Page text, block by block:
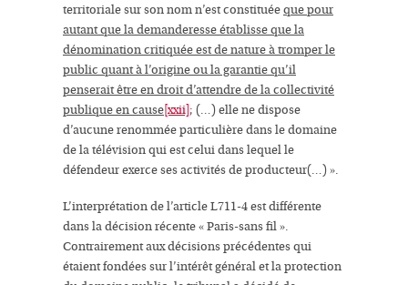
territoriale sur son nom n’est constituéeque pour
autant que la demanderesse établisse que la
dénomination critiquée est de nature à tromper le
public quant à l’origine ou la garantie qu’il
penserait être en droit d’attendre de la collectivité
publique en cause[xxii]; (…) elle ne dispose
d’aucune renommée particulière dans le domaine
de la télévision qui est celui dans lequel le
défendeur exerce ses activités de producteur(…) ».
L’interprétation de l’article L711-4 est différente
dans la décision récente « Paris-sans fil ».
Contrairement aux décisions précédentes qui
étaient fondées sur l’intérêt général et la protection